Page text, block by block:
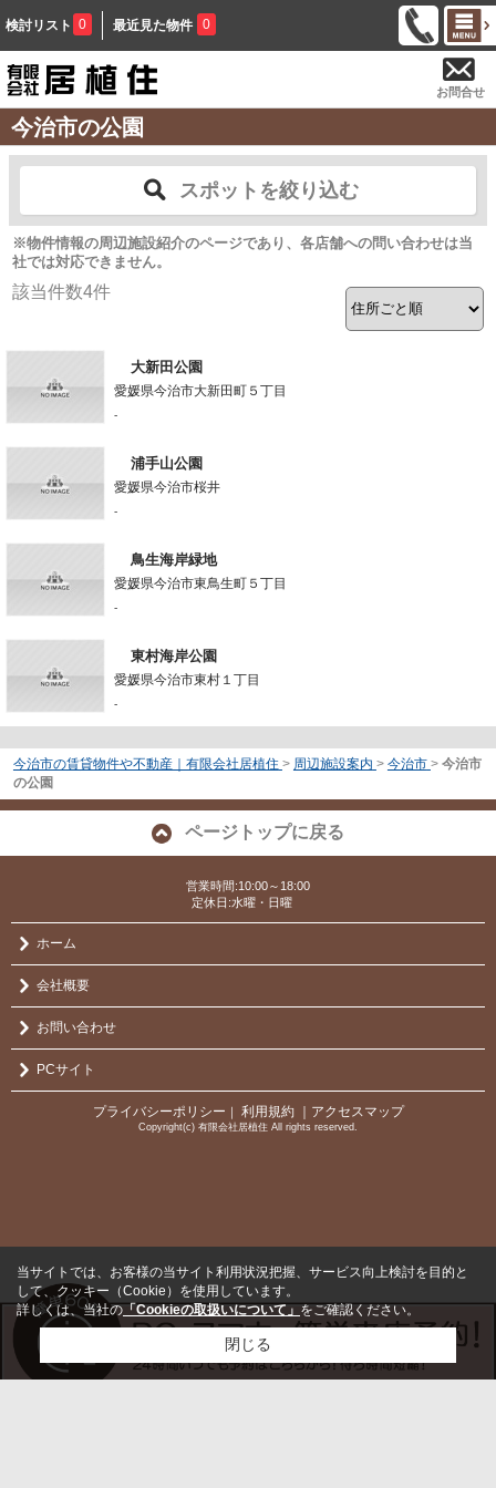
検討リスト 0 最近見た物件 0
お問合せ
今治市の公園
スポットを絞り込む
※物件情報の周辺施設紹介のページであり、各店舗への問い合わせは当
社では対応できません。
該当件数4件
大新田公園
愛媛県今治市大新田町５丁目
-
浦手山公園
愛媛県今治市桜井
-
鳥生海岸緑地
愛媛県今治市東鳥生町５丁目
-
東村海岸公園
愛媛県今治市東村１丁目
-
今治市の賃貸物件や不動産｜有限会社居植住 > 周辺施設案内 > 今治市 > 今治市
の公園
ページトップに戻る
営業時間:10:00～18:00
定休日:水曜・日曜
ホーム
会社概要
お問い合わせ
PCサイト
プライバシーポリシー ｜ 利用規約 ｜アクセスマップ
Copyright(c) 有限会社居植住 All rights reserved.
当サイトでは、お客様の当サイト利用状況把握、サービス向上検討を目的と
して、クッキー（Cookie）を使用しています。
詳しくは、当社の 「Cookieの取扱いについて」 をご確認ください。
閉じる